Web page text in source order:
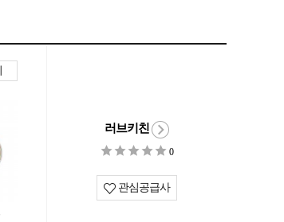
러브키친
0
관심공급사